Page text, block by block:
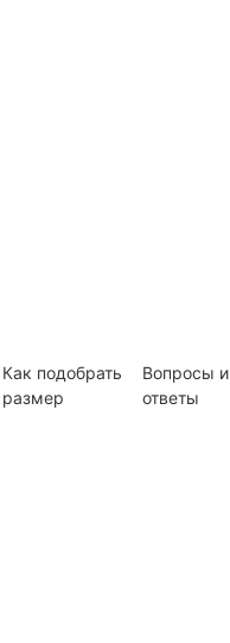
Как подобрать
размер
Вопросы и
ответы